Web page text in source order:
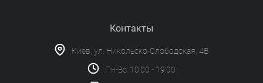
Контакты
Киев, ул. Никольско-Слободская, 4В
Пн-Вс: 10:00 - 19:00